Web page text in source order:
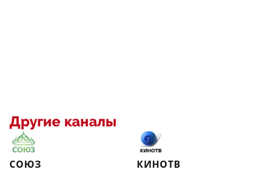
Другие каналы
СОЮЗ КИНОТВ